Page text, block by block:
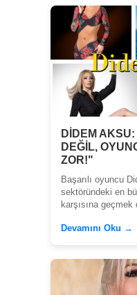
DİDEM
DEĞİL,
ZOR!"
Başarılı oyuncu
sektöründeki en
karşısına geçmek
Devamını Oku →